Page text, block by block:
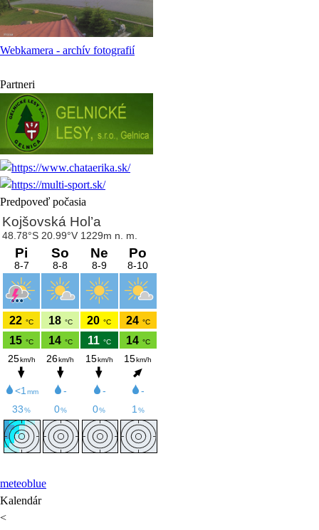
Webkamera - archív fotografií
Partneri
Predpoveď počasia
meteoblue
Kalendár
<